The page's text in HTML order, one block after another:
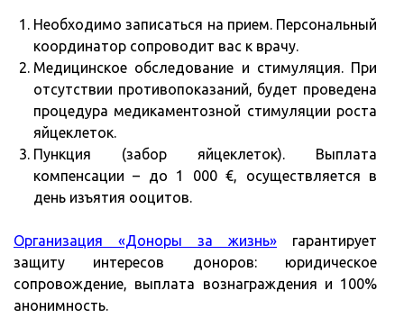
Необходимо записаться на прием. Персональный
координатор сопроводит вас к врачу.
Медицинское обследование и стимуляция. При
отсутствии противопоказаний, будет проведена
процедура медикаментозной стимуляции роста
яйцеклеток.
Пункция (забор яйцеклеток). Выплата
компенсации – до 1 000 €, осуществляется в
день изъятия ооцитов.
Организация «Доноры за жизнь» гарантирует
защиту интересов доноров: юридическое
сопровождение, выплата вознаграждения и 100%
анонимность.